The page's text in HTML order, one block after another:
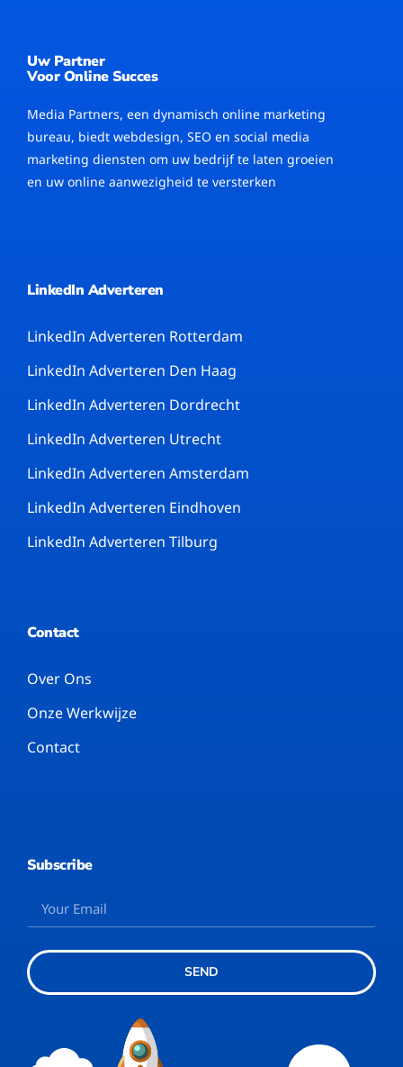
Uw Partner
Voor Online Succes
Media Partners, een dynamisch online marketing
bureau, biedt webdesign, SEO en social media
marketing diensten om uw bedrijf te laten groeien
en uw online aanwezigheid te versterken
LinkedIn Adverteren
LinkedIn Adverteren Rotterdam
LinkedIn Adverteren Den Haag
LinkedIn Adverteren Dordrecht
LinkedIn Adverteren Utrecht
LinkedIn Adverteren Amsterdam
LinkedIn Adverteren Eindhoven
LinkedIn Adverteren Tilburg
Contact
Over Ons
Onze Werkwijze
Contact
Subscribe
SEND